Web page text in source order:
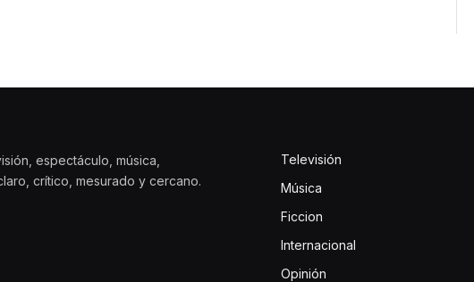
espectáculo, música,
crítico, mesurado y cercano.
Televisión
Música
Ficcion
Internacional
Opinión